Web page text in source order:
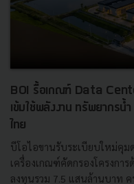
BOI รื้อเกณฑ์ Data
เข้มใช้พลังงาน ทรัพยากรน้
ไทย
บีโอไอขานรับระเบียบใหม่คุม
เครื่องเกณฑ์คัดกรองโครงกา
ลงทุนรวม 7.5 แสนล้านบาท